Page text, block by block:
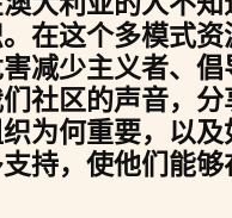
在这个多模式
减少主义者、
社区的声音，
为何重要，以
持，使他们能